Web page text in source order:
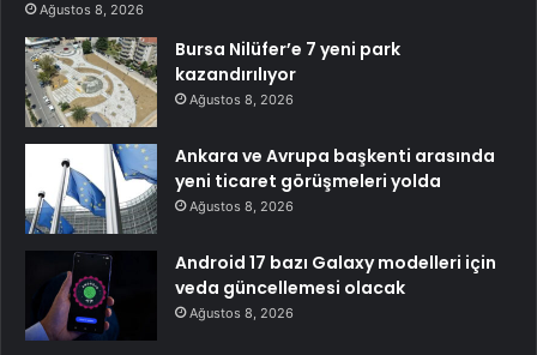
Ağustos 8, 2026
Bursa Nilüfer’e 7 yeni park
kazandırılıyor
Ağustos 8, 2026
Ankara ve Avrupa başkenti arasında
yeni ticaret görüşmeleri yolda
Ağustos 8, 2026
Android 17 bazı Galaxy modelleri için
veda güncellemesi olacak
Ağustos 8, 2026